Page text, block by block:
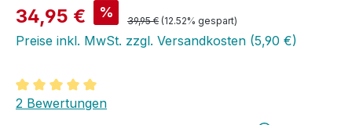
Verkaufspreis:
34,95 € % Regulärer Preis:
39,95 € (12.52% gespart)
Preise inkl. MwSt. zzgl. Versandkosten (5,90 €)
Durchschnittliche Bewertung von 5 von 5 Sternen
2 Bewertungen